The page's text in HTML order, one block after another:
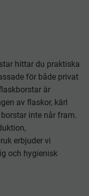
hittar du praktiska
för både privat
är
av flaskor, kärl
inte når fram.
erbjuder vi
och hygienisk